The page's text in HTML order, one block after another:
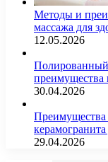
Методы и
массажа для
12.05.2026
Полированный
преимущества
30.04.2026
Преимущества
29.04.2026